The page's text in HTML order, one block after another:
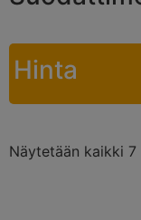
Hinta
Näytetään kaikki 7